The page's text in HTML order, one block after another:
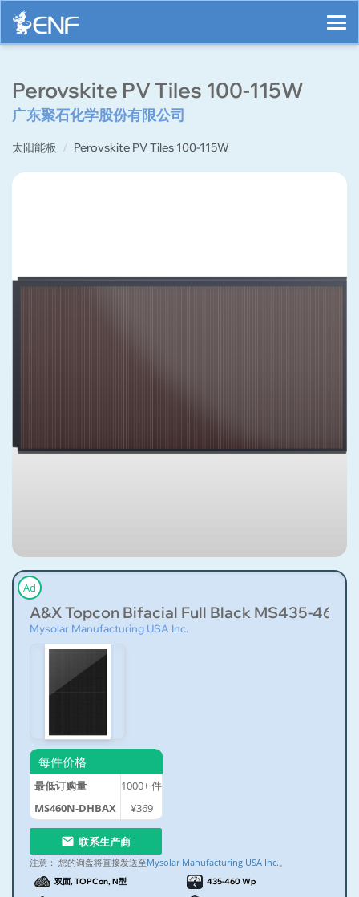
Perovskite PV Tiles 100-115W
广东聚石化学股份有限公司
太阳能板 Perovskite PV Tiles 100-115W
Ad
A&X Topcon Bifacial Full Black MS435-
Mysolar Manufacturing USA Inc.
每件价格
最低订购量 1000+件
MS460N-DHBAX
¥369
联系生产商
注意： 您的询盘将直接发送至Mysolar Manufacturing USA Inc.。
双面, TOPCon, N型 435-460 Wp